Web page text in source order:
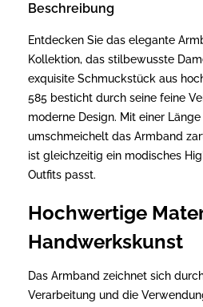
Beschreibung
Entdecken Sie das elegante
Kollektion, das stilbewusste
exquisite Schmuckstück aus
585 besticht durch seine feine
moderne Design. Mit einer
umschmeichelt das Armband
ist gleichzeitig ein modisches
Outfits passt.
Hochwertige
Handwerkskunst
Das Armband zeichnet sich
Verarbeitung und die